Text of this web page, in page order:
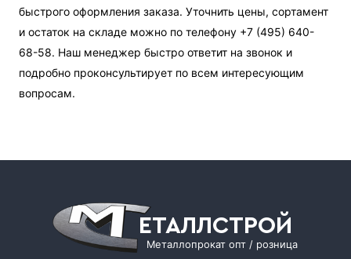
быстрого оформления заказа. Уточнить цены, сортамент
и остаток на складе можно по телефону +7 (495) 640-
68-58. Наш менеджер быстро ответит на звонок и
подробно проконсультирует по всем интересующим
вопросам.
ЕТАЛЛСТРОЙ
Металлопрокат опт / розница